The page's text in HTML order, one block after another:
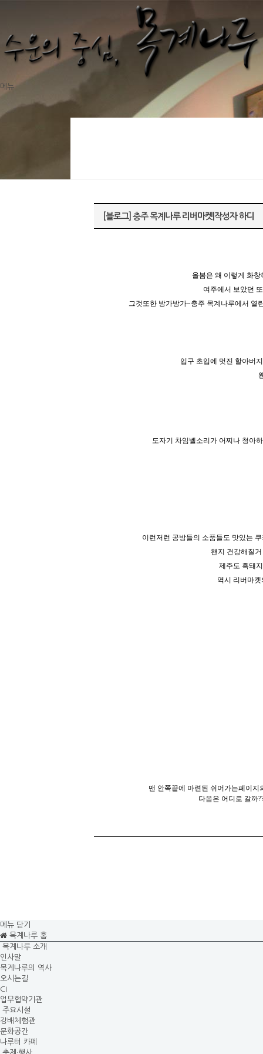
메뉴
[블로그] 충주 목계나루 리버마켓|작성자 하디
올봄은 왜 이렇게 화
여주에서 보았던
그것또한 방가방가~충주 목계나루에서 열
입구 초입에 멋진 할아버
도자기 차임벨소리가 어찌나 청아
이런저런 공방들의 소품들도 맛있는
왠지 건강해질
제주도 흑돼
역시 리버마
맨 안쪽끝에 마련된 쉬어가는페이지
다음은 어디로 갈까
메뉴 닫기
목계나루 홈
목계나루 소개
인사말
목계나루의 역사
오시는길
CI
업무협약기관
주요시설
강배체험관
문화공간
나루터 카페